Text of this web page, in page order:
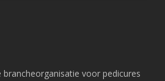
brancheorganisatie voor pedicures